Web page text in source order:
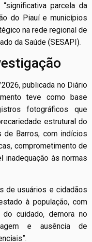
parcela da
do Piauí e municípios
na rede regional de
da Saúde (SESAPI).
publicada no Diário
teve como base
fotográficos que
estrutural do
de Barros, com indícios
comprometimento de
às normas
de usuários e cidadãos
à população, com
cuidado, demora no
e ausência de